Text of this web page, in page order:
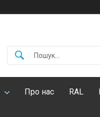
Про нас RAL